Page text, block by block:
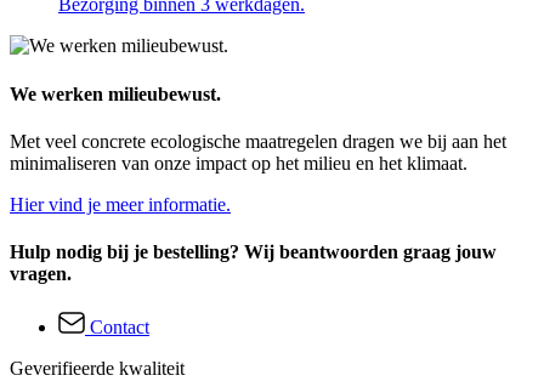
Bezorging binnen 3 werkdagen.
We werken milieubewust.
Met veel concrete ecologische maatregelen dragen we bij aan het
minimaliseren van onze impact op het milieu en het klimaat.
Hier vind je meer informatie.
Hulp nodig bij je bestelling? Wij beantwoorden graag jouw
vragen.
Contact
Geverifieerde kwaliteit